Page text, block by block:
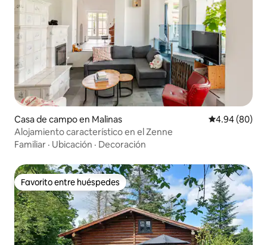
Casa de campo en Malinas Calificación
4.94 (80)
Alojamiento característico en el Zenne
Familiar · Ubicación · Decoración
Favorito entre huéspedes
Favorito entre huéspedes